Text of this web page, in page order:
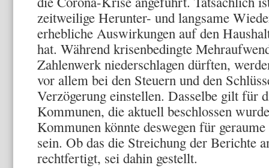
zeitweilige Herunter- und langsame
erhebliche Auswirkungen auf den
hat. Während krisenbedingte
Zahlenwerk niederschlagen dürften,
vor allem bei den Steuern und den
Verzögerung einstellen. Dasselbe gilt für
Kommunen, die aktuell beschlossen
Kommunen könnte deswegen für
sein. Ob das die Streichung der Berichte
rechtfertigt, sei dahin gestellt.